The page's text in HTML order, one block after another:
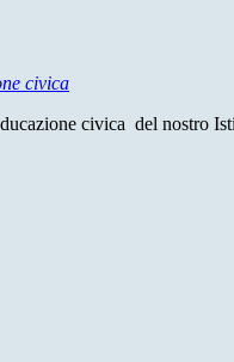
civica
civica del nostro